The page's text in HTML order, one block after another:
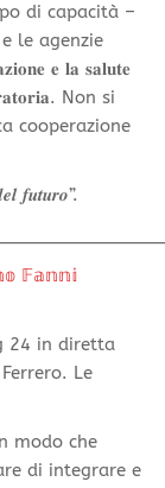
di capacità –
le agenzie
𝐞 𝐥𝐚 𝐬𝐚𝐥𝐮𝐭𝐞
Non si
cooperazione
𝒇𝒖𝒕𝒖𝒓𝒐”.
𝔽𝕒𝕟𝕟𝕚
24 in diretta
Le
modo che
di integrare e